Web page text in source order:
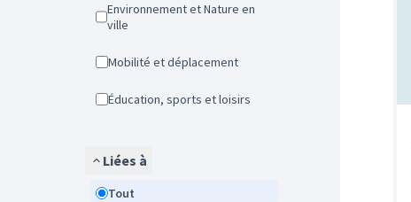
Environnement et Nature en
ville
Mobilité et déplacement
Éducation, sports et loisirs
Liées à
Tout